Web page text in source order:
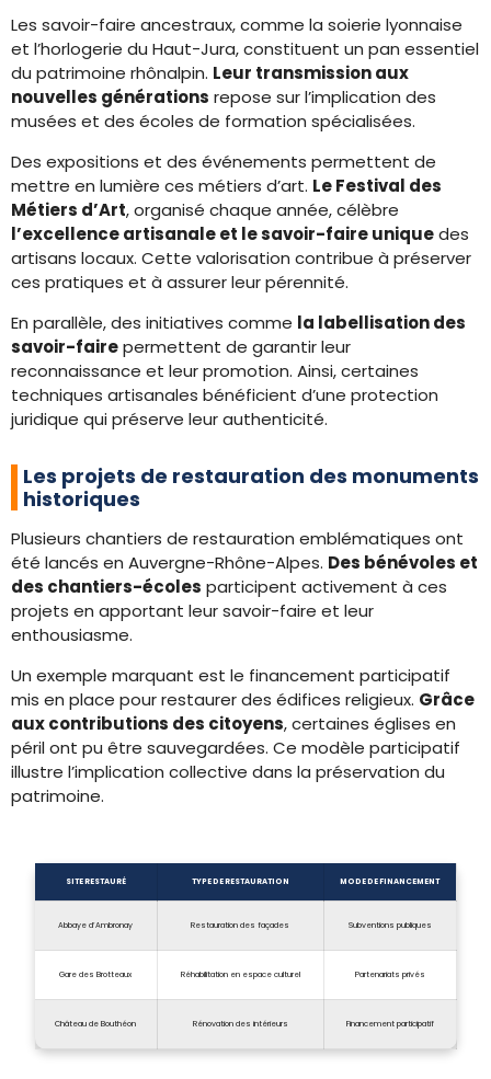
Les savoir-faire ancestraux, comme la soierie lyonnaise
et l’horlogerie du Haut-Jura, constituent un pan essentiel
du patrimoine rhônalpin. Leur transmission aux
nouvelles générations repose sur l’implication des
musées et des écoles de formation spécialisées.
Des expositions et des événements permettent de
mettre en lumière ces métiers d’art. Le Festival des
Métiers d’Art, organisé chaque année, célèbre
l’excellence artisanale et le savoir-faire uniquedes
artisans locaux. Cette valorisation contribue à préserver
ces pratiques et à assurer leur pérennité.
En parallèle, des initiatives comme la labellisation des
savoir-fairepermettent de garantir leur
reconnaissance et leur promotion. Ainsi, certaines
techniques artisanales bénéficient d’une protection
juridique qui préserve leur authenticité.
Les projets de restauration des monuments
historiques
Plusieurs chantiers de restauration emblématiques ont
été lancés en Auvergne-Rhône-Alpes. Des bénévoles et
des chantiers-écoles participent activement à ces
projets en apportant leur savoir-faire et leur
enthousiasme.
Un exemple marquant est le financement participatif
mis en place pour restaurer des édifices religieux. Grâce
aux contributions des citoyens, certaines églises en
péril ont pu être sauvegardées. Ce modèle participatif
illustre l’implication collective dans la préservation du
patrimoine.
SITE RESTAURÉ TYPE DE RESTAURATION MODE DE FINANCEMENT
Abbaye d’Ambronay Restauration des façades Subventions publiques
Gare des Brotteaux Réhabilitation en espace culturel Partenariats privés
Château de Bouthéon Rénovation des intérieurs Financement participatif